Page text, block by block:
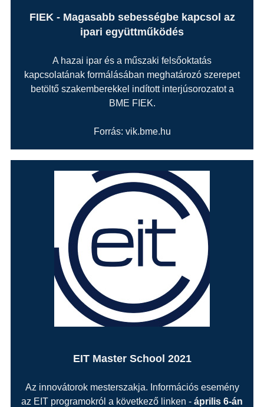
FIEK - Magasabb sebességbe kapcsol az
ipari együttműködés
A hazai ipar és a műszaki felsőoktatás
kapcsolatának formálásában meghatározó szerepet
betöltő szakemberekkel indított interjúsorozatot a
BME FIEK.
Forrás: vik.bme.hu
EIT Master School 2021
Az innovátorok mesterszakja. Információs esemény
az EIT programokról a következő linken - április 6-án